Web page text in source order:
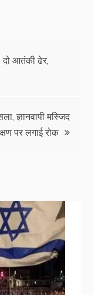
दो आतंकी ढेर,
ज्ञानवापी मस्जिद
पर लगाई रोक